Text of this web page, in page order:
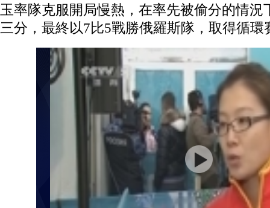
玉率隊克服開局慢熱，在率先被偷分的情況
三分，最終以7比5戰勝俄羅斯隊，取得循環